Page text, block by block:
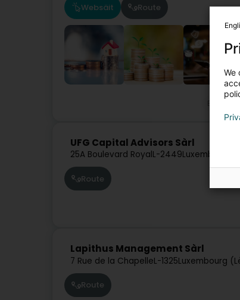
Websäit Route
UFG Capital Advisors Sàrl
25A Boulevard RoyalL-2449Luxembourg
Route
Lapithus Management Sàrl
7 Rue de la ChapelleL-1325Luxembourg
Route
We